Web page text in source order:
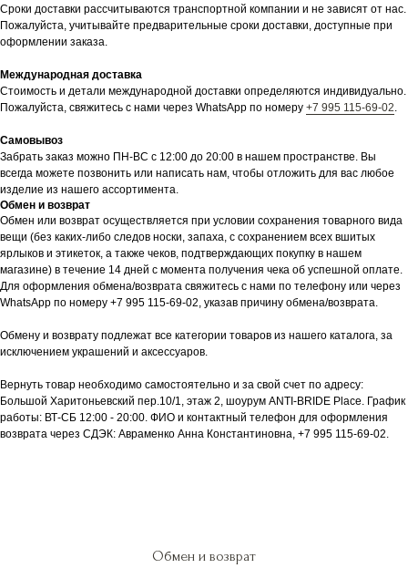
Сроки доставки рассчитываются транспортной компании и не зависят от нас.
Пожалуйста, учитывайте предварительные сроки доставки, доступные при
оформлении заказа.
Международная доставка
Стоимость и детали международной доставки определяются индивидуально.
Пожалуйста, свяжитесь с нами через WhatsApp по номеру +7 995 115-69-02
Самовывоз
Забрать заказ можно ПН-ВС с 12:00 до 20:00 в нашем пространстве. Вы
всегда можете позвонить или написать нам, чтобы отложить для вас любое
изделие из нашего ассортимента.
Обмен и возврат
Обмен или возврат осуществляется при условии сохранения товарного вида
вещи (без каких-либо следов носки, запаха, с сохранением всех вшитых
ярлыков и этикеток, а также чеков, подтверждающих покупку в нашем
магазине) в течение 14 дней с момента получения чека об успешной оплате.
Для оформления обмена/возврата свяжитесь с нами по телефону или через
WhatsApp по номеру +7 995 115-69-02, указав причину обмена/возврата.
Обмену и возврату подлежат все категории товаров из нашего каталога, за
исключением украшений и аксессуаров.
Вернуть товар необходимо самостоятельно и за свой счет по адресу:
Большой Харитоньевский пер.10/1, этаж 2, шоурум ANTI-BRIDE Place. График
работы: ВТ-СБ 12:00 - 20:00. ФИО и контактный телефон для оформления
возврата через СДЭК: Авраменко Анна Константиновна, +7 995 115-69-02.
Обмен и возврат